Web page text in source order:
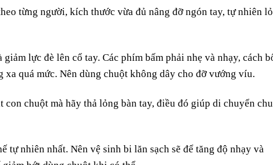
từng người, kích thước vừa đủ nâng đỡ ngón tay, tự nhiên
lực đè lên cổ tay. Các phím bấm phải nhẹ và nhạy, cách
quá mức. Nên dùng chuột không dây cho đỡ vướng víu.
chuột mà hãy thả lỏng bàn tay, điều đó giúp di chuyển
tự nhiên nhất. Nên vệ sinh bi lăn sạch sẽ để tăng độ nhạy và